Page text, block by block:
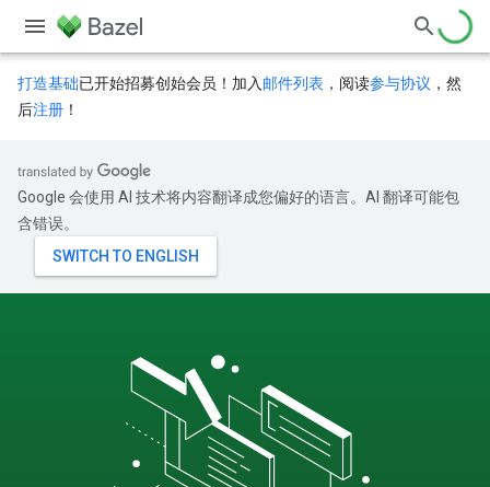
打造基础已开始招募创始会员！加入 邮件列表 ，阅读参与协议 ，然
后注册 ！
Google 会使用 AI 技术将内容翻译成您偏好的语言。AI 翻译可能包
含错误。